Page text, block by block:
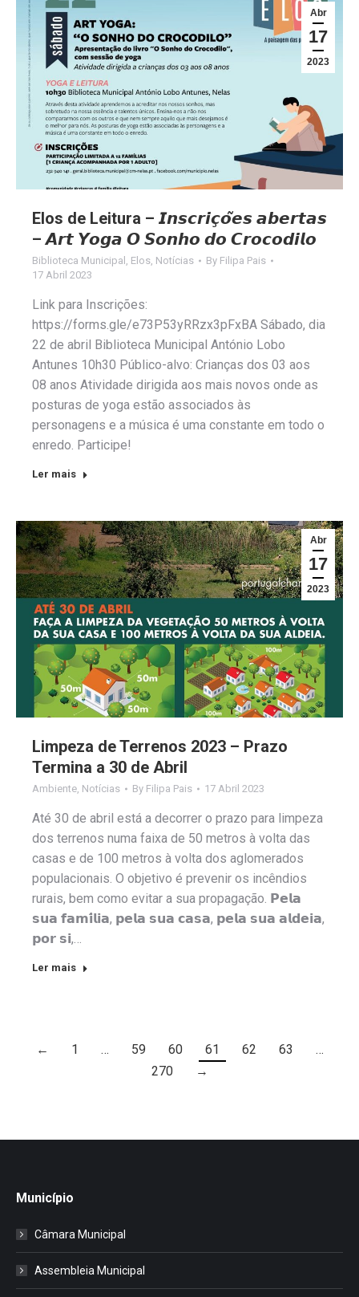
Abr
17
2023
Elos de Leitura – 𝙄𝙣𝙨𝙘𝙧𝙞𝙘̧𝙤̃𝙚𝙨 𝙖𝙗𝙚𝙧𝙩𝙖𝙨
– 𝘼𝙧𝙩 𝙔𝙤𝙜𝙖 𝙊 𝙎𝙤𝙣𝙝𝙤 𝙙𝙤 𝘾𝙧𝙤𝙘𝙤𝙙𝙞𝙡𝙤
Biblioteca Municipal , Elos, Notícias By Filipa Pais
17 Abril 2023
Link para Inscrições:
https://forms.gle/e73P53yRRzx3pFxBA Sábado, dia
22 de abril Biblioteca Municipal António Lobo
Antunes 10h30 Público-alvo: Crianças dos 03 aos
08 anos Atividade dirigida aos mais novos onde as
posturas de yoga estão associados às
personagens e a música é uma constante em todo o
enredo. Participe!
Ler mais
Abr
17
2023
Limpeza de Terrenos 2023 – Prazo
Termina a 30 de Abril
Ambiente Notícias By Filipa Pais 17 Abril 2023
Até 30 de abril está a decorrer o prazo para limpeza
dos terrenos numa faixa de 50 metros à volta das
casas e de 100 metros à volta dos aglomerados
populacionais. O objetivo é prevenir os incêndios
rurais, bem como evitar a sua propagação. 𝗣𝗲𝗹𝗮
𝘀𝘂𝗮 𝗳𝗮𝗺𝗶́𝗹𝗶𝗮, 𝗽𝗲𝗹𝗮 𝘀𝘂𝗮 𝗰𝗮𝘀𝗮, 𝗽𝗲𝗹𝗮 𝘀𝘂𝗮 𝗮𝗹𝗱𝗲𝗶𝗮,
𝗽𝗼𝗿 𝘀𝗶,…
Ler mais
← 1 … 59 60 61 62 63
…
270
→
Município
Câmara Municipal
Assembleia Municipal